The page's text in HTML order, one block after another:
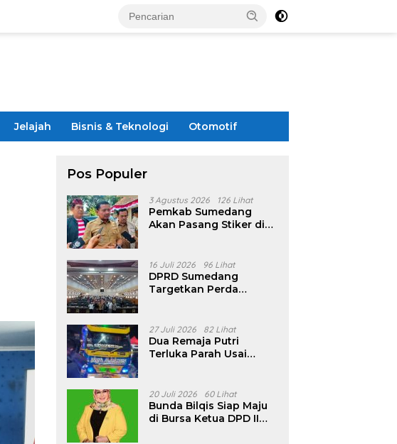
Jelajah Bisnis & Teknologi Otomotif
Pos Populer
3 Agustus 2026 126 Lihat
Pemkab Sumedang
Akan Pasang Stiker di
16 Juli 2026 96 Lihat
DPRD Sumedang
Targetkan Perda
Pencalonan Diperjelas
27 Juli 2026 82 Lihat
Dua Remaja Putri
Terluka Parah Usai
Tanjungsari Sumedang
20 Juli 2026 60 Lihat
Bunda Bilqis Siap Maju
di Bursa Ketua DPD II